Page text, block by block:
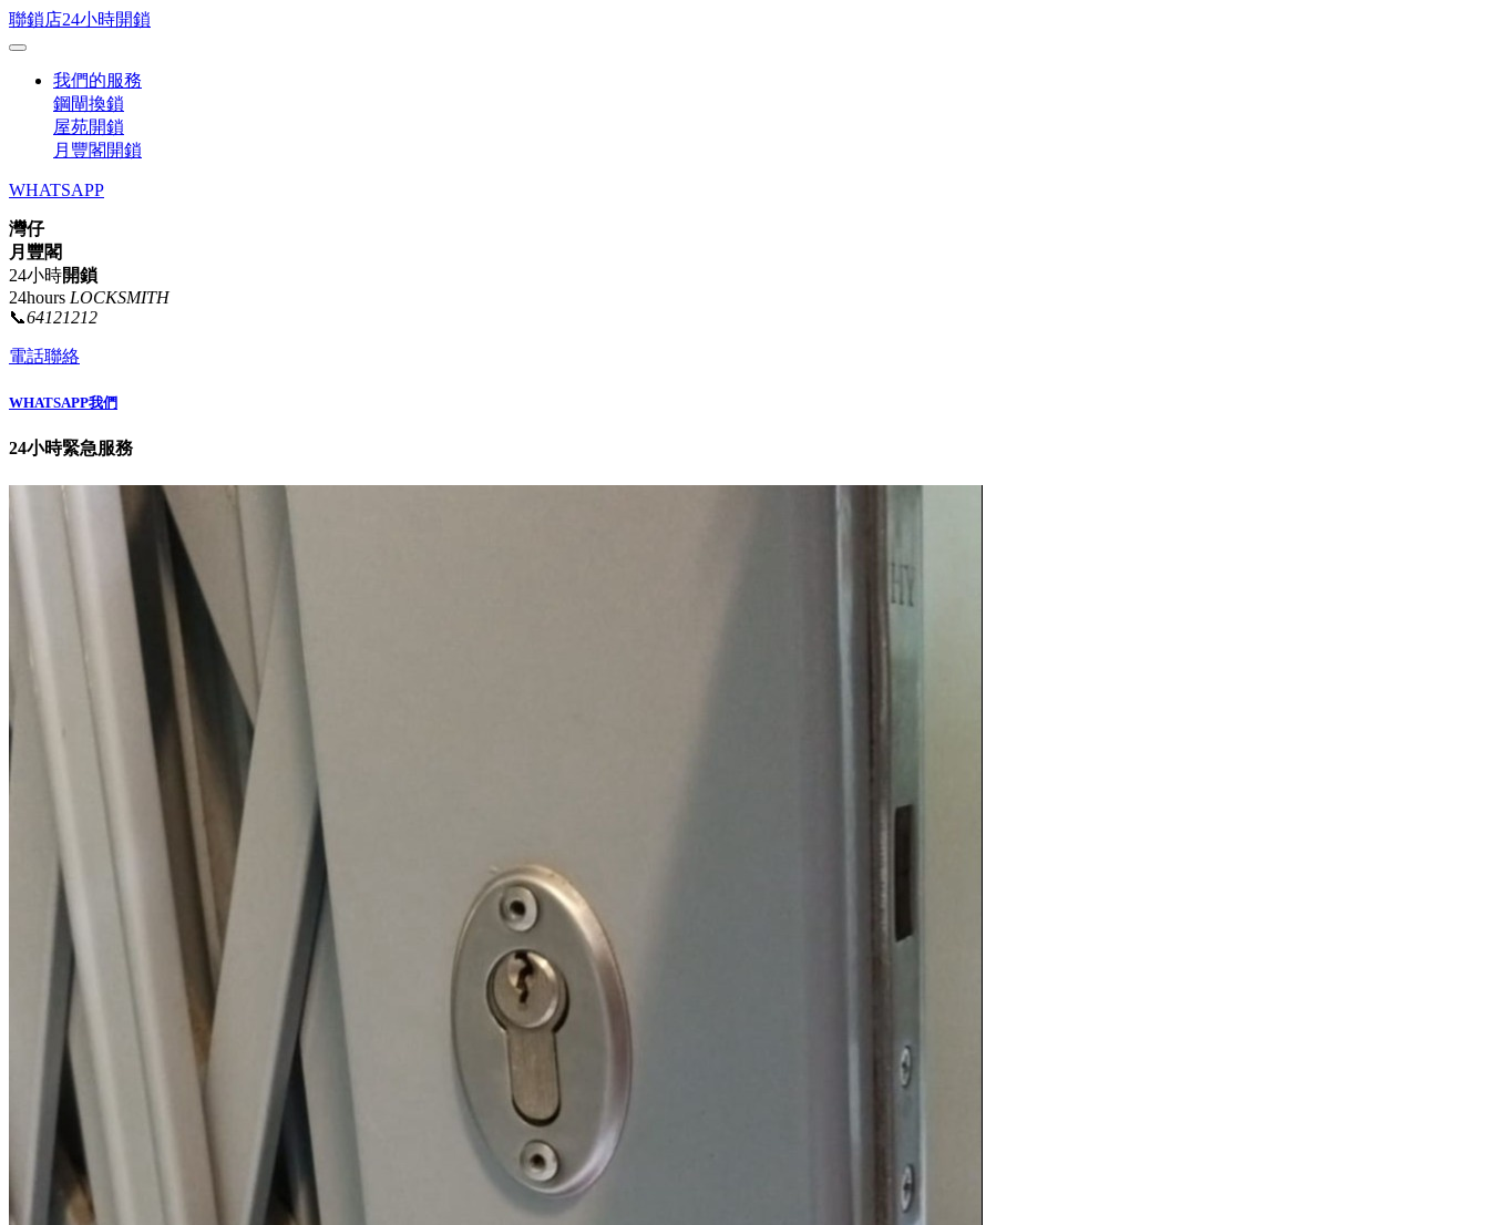
聯鎖店24小時開鎖
我們的服務
鋼閘換鎖
屋苑開鎖
月豐閣開鎖
WHATSAPP
灣仔
月豐閣
24小時開鎖
24hours LOCKSMITH
📞64121212
電話聯絡
WHATSAPP我們
24小時緊急服務